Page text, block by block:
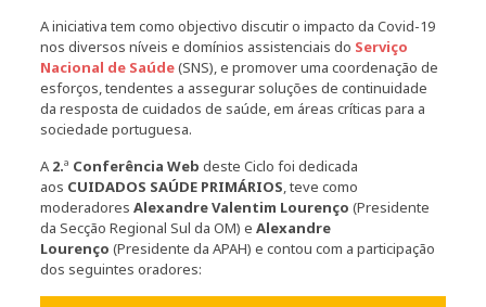
A iniciativa tem como objectivo discutir o impacto da Covid-19
nos diversos níveis e domínios assistenciais do Serviço
Nacional de Saúde(SNS), e promover uma coordenação de
esforços, tendentes a assegurar soluções de continuidade
da resposta de cuidados de saúde, em áreas críticas para a
sociedade portuguesa.
A 2.ª Conferência Web deste Ciclo foi dedicada
aos CUIDADOS SAÚDE PRIMÁRIOS, teve como
moderadores Alexandre Valentim Lourenço (Presidente
da Secção Regional Sul da OM) e Alexandre
Lourenço (Presidente da APAH) e contou com a participação
dos seguintes oradores: